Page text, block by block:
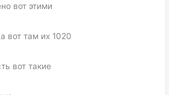
вот этими
вот там их 1020
вот такие